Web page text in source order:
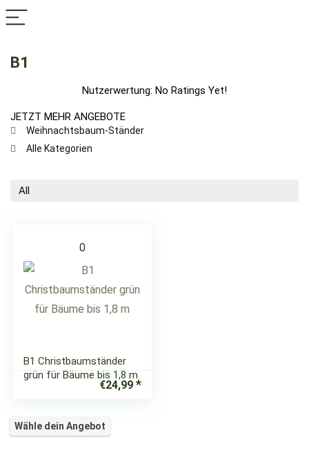
B1
Nutzerwertung: No Ratings Yet!
JETZT MEHR ANGEBOTE
Weihnachtsbaum-Ständer
Alle Kategorien
All
0
B1 Christbaumständer
grün für Bäume bis 1,8 m
€24,99
Wähle dein Angebot